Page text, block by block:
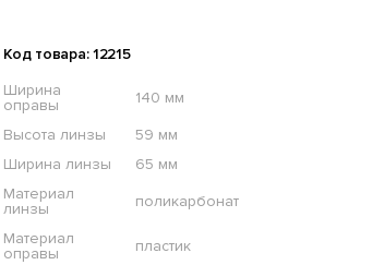
Код товара: 12215
Ширина
оправы
140 мм
Высота линзы
59 мм
Ширина линзы
65 мм
Материал
линзы
поликарбонат
Материал
оправы
пластик